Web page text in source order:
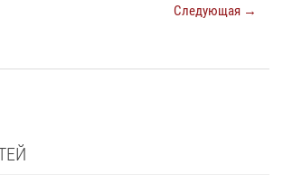
Следующая →